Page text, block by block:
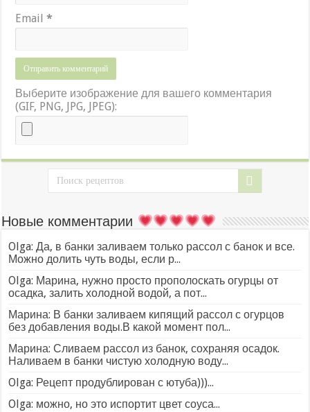
Email*
Выберите изображение для вашего комментария
(GIF, PNG, JPG, JPEG):
Новые комментарии
Olga: Да, в банки заливаем только рассол с банок и все.
Можно долить чуть воды, если р...
Olga: Марина, нужно просто прополоскать огурцы от
осадка, залить холодной водой, а пот...
Марина: В банки заливаем кипящий рассол с огурцов
без добавления воды.В какой момент пол...
Марина: Сливаем рассол из банок, сохраняя осадок.
Наливаем в банки чистую холодную воду...
Olga: Рецепт продублирован с ютуба)))...
Olga: можно, но это испортит цвет соуса...